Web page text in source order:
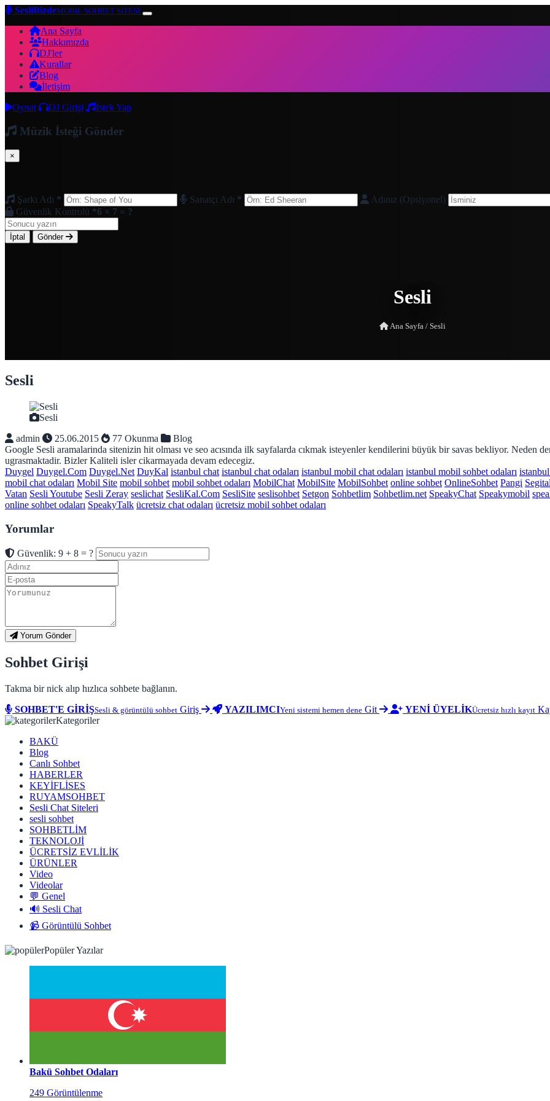
SesliBizdeMOBİL SOHBET SİTESİ
Ana Sayfa
Hakkımızda
DJ'ler
Kurallar
Blog
İletişim
Oynat
DJ Girişi İstek Yap
Müzik İsteği Gönder
×
Şarkı Adı * Sanatçı Adı * Adınız (Opsiyonel)
Güvenlik Kontrolü *6 × 7 = ?
İptal Gönder
Sesli
Ana Sayfa / Sesli
Sesli
Sesli
admin
25.06.2015 77 Okunma
Blog
Google Sesli aramalarinda sitenizin hit olması ve seo acısında ilk sayfalarda cıkmak isteyenler kendilerini büyük bir savas bekliyor. Neden
ugrasmaktadir. Bizler Kaliteli isler cikarmayada devam edecegiz.
Duygel Duygel.Com Duygel.Net DuyKal istanbul chat istanbul chat odaları istanbul mobil chat odaları istanbul mobil sohbet odaları
mobil chat odaları Mobil Site mobil sohbet mobil sohbet odaları MobilChat MobilSite MobilSohbet online sohbet OnlineSohbet Pangi Segital
Vatan Sesli Youtube Sesli Zeray seslichat SesliKal.Com SesliSite seslisohbet Setgon Sohbetlim Sohbetlim.net SpeakyChat Speakymobil
online sohbet odaları SpeakyTalk ücretsiz chat odaları ücretsiz mobil sohbet odaları
Yorumlar
Güvenlik: 9 + 8 = ?
Yorum Gönder
Sohbet Girişi
Takma bir nick alıp hızlıca sohbete bağlanın.
SOHBET'E GİRİŞSesli & görüntülü sohbet Giriş YAZILIMCIYeni sistemi hemen dene Git YENİ ÜYELİKÜcretsiz hızlı kayıt
Kategoriler
BAKÜ
Blog
Canlı Sohbet
HABERLER
KEYİFLİSES
RUYAMSOHBET
Sesli Chat Siteleri
sesli sohbet
SOHBETLİM
TEKNOLOJİ
ÜCRETSİZ EVLİLİK
ÜRÜNLER
Video
Videolar
💬 Genel
🔊 Sesli Chat
📹 Görüntülü Sohbet
Popüler Yazılar
Bakü Sohbet Odaları
249 Görüntülenme